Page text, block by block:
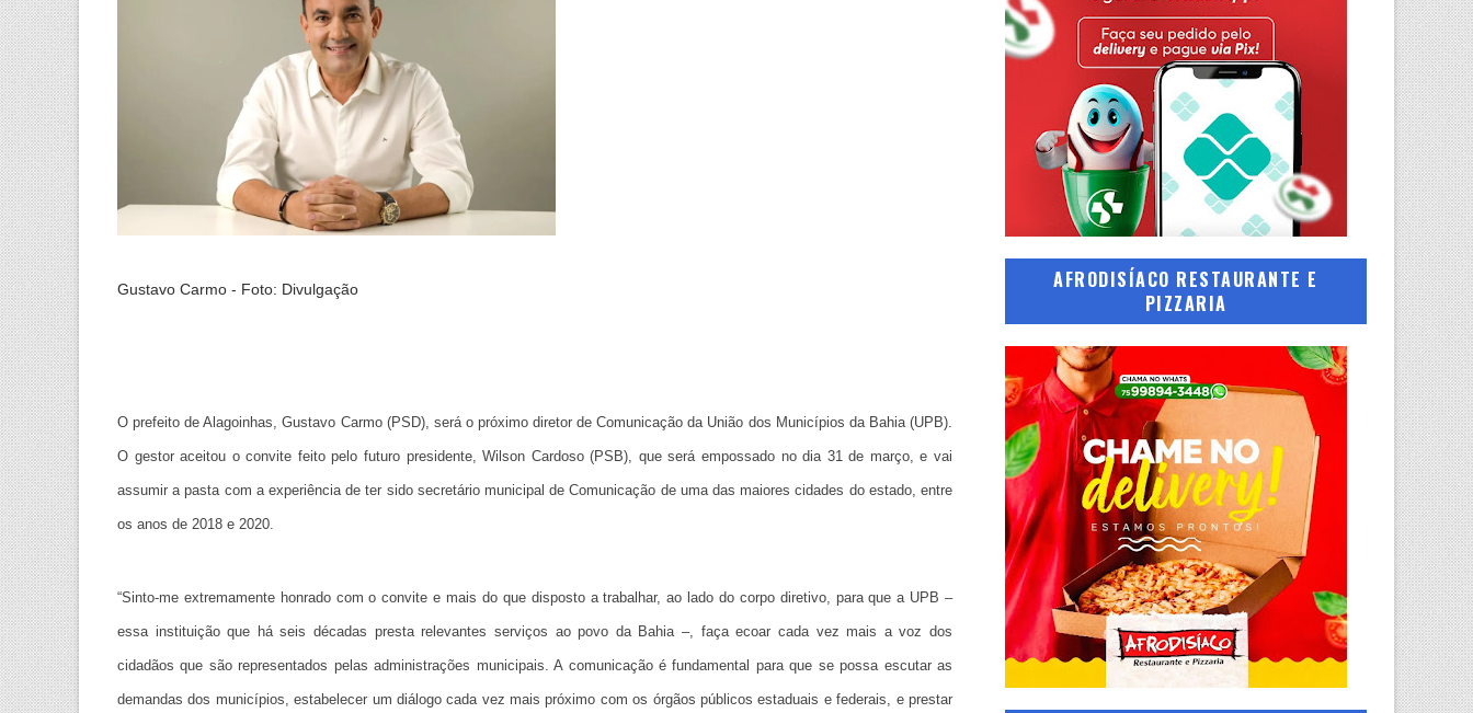
Gustavo Carmo - Foto: Divulgação
O prefeito de Alagoinhas, Gustavo Carmo (PSD), será o próximo diretor de Comunicação da União dos Municípios da Bahia (UPB).
O gestor aceitou o convite feito pelo futuro presidente, Wilson Cardoso (PSB), que será empossado no dia 31 de março, e vai
assumir a pasta com a experiência de ter sido secretário municipal de Comunicação de uma das maiores cidades do estado, entre
os anos de 2018 e 2020.
“Sinto-me extremamente honrado com o convite e mais do que disposto a trabalhar, ao lado do corpo diretivo, para que a UPB –
essa instituição que há seis décadas presta relevantes serviços ao povo da Bahia –, faça ecoar cada vez mais a voz dos
cidadãos que são representados pelas administrações municipais. A comunicação é fundamental para que se possa escutar as
demandas dos municípios, estabelecer um diálogo cada vez mais próximo com os órgãos públicos estaduais e federais, e prestar
AFRODISÍACO RESTAURANTE E
PIZZARIA